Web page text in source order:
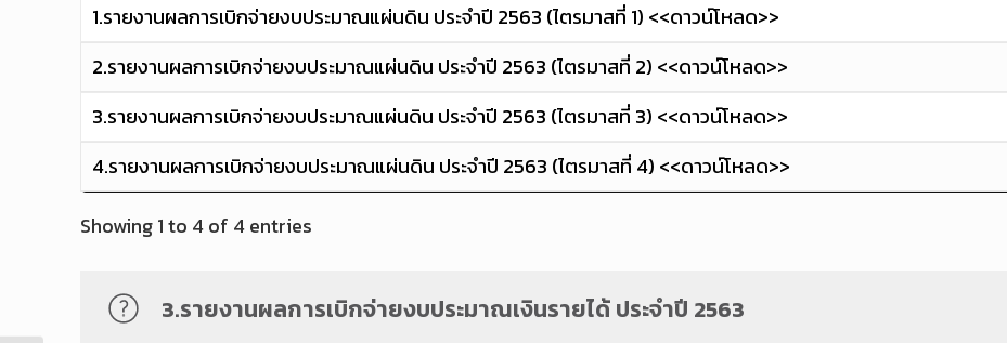
1.รายงานผลการเบิกจ่ายงบประมาณแผ่นดิน ประจำปี 2563 (ไตรมาสที่ 1) <<ดาวน์โหลด>>
2.รายงานผลการเบิกจ่ายงบประมาณแผ่นดิน ประจำปี 2563 (ไตรมาสที่ 2) <<ดาวน์โหลด>>
3.รายงานผลการเบิกจ่ายงบประมาณแผ่นดิน ประจำปี 2563 (ไตรมาสที่ 3) <<ดาวน์โหลด>>
4.รายงานผลการเบิกจ่ายงบประมาณแผ่นดิน ประจำปี 2563 (ไตรมาสที่ 4) <<ดาวน์โหลด>>
Showing 1 to 4 of 4 entries
3.รายงานผลการเบิกจ่ายงบประมาณเงินรายได้ ประจำปี 2563